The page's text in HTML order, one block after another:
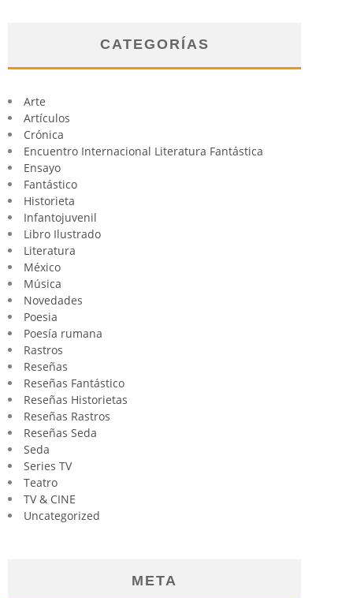
CATEGORÍAS
Arte
Artículos
Crónica
Encuentro Internacional Literatura Fantástica
Ensayo
Fantástico
Historieta
Infantojuvenil
Libro Ilustrado
Literatura
México
Música
Novedades
Poesia
Poesía rumana
Rastros
Reseñas
Reseñas Fantástico
Reseñas Historietas
Reseñas Rastros
Reseñas Seda
Seda
Series TV
Teatro
TV & CINE
Uncategorized
META